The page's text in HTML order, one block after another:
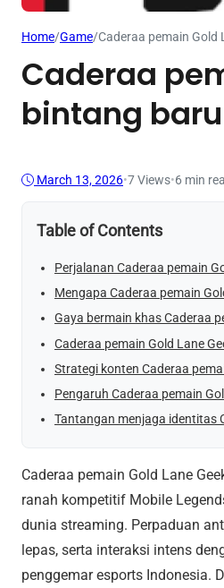
Home/Game/Caderaa pemain Gold
Caderaa
bintang
March 13, 2026•7Views•6 min
Table of Contents
Perjalanan Caderaa pemain
Mengapa Caderaa pemain
Gaya bermain khas Caderaa
Caderaa pemain Gold Lane
Strategi konten Caderaa
Pengaruh Caderaa pemain
Tantangan menjaga identitas
Caderaa pemain Gold Lane
ranah kompetitif Mobile
dunia streaming. Perpaduan
lepas, serta interaksi intens
penggemar esports Indonesia.